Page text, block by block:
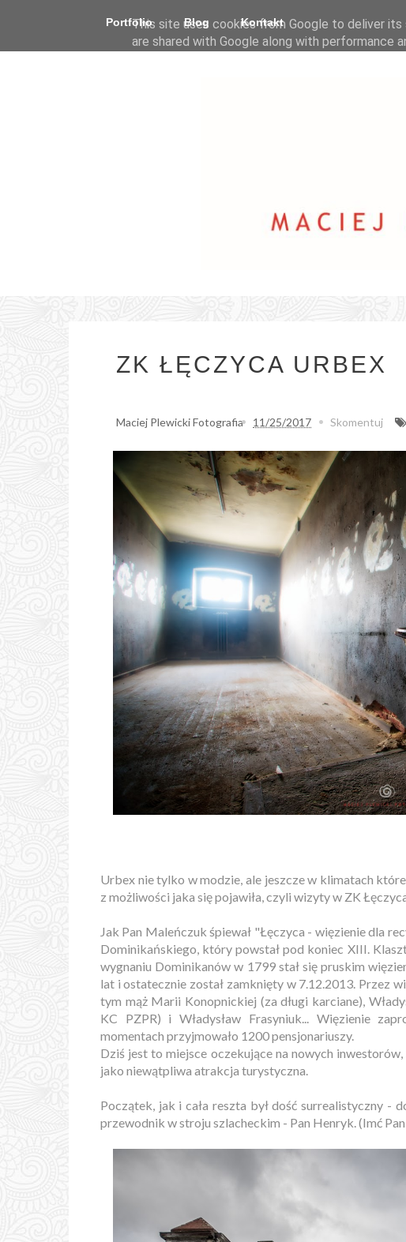
Portfolio Blog Kontakt
ZK ŁĘCZYCA URBEX
Maciej Plewicki Fotografia 11/25/2017 Skomentuj
Urbex nie tylko w modzie, ale jeszcze w klimatach
z możliwości jaka się pojawiła, czyli wizyty w ZK
Jak Pan Maleńczuk śpiewał "Łęczyca - więzienie dla
Dominikańskiego, który powstał pod koniec XIII.
wygnaniu Dominikanów w 1799 stał się pruskim
lat i ostatecznie został zamknięty w 7.12.2013. Przez
tym mąż Marii Konopnickiej (za długi karciane),
KC PZPR) i Władysław Frasyniuk... Więzienie
momentach przyjmowało 1200 pensjonariuszy.
Dziś jest to miejsce oczekujące na nowych
jako niewątpliwa atrakcja turystyczna.
Początek, jak i cała reszta był dość surrealistyczny -
przewodnik w stroju szlacheckim - Pan Henryk. (Imć
This site uses cookies from Google to deliver
are shared with Google along with performance